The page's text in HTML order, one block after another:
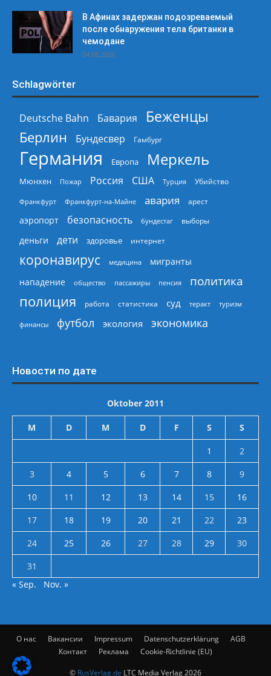
В Афинах задержан подозреваемый
после обнаружения тела британки в
чемодане
04.08.2026
Schlagwörter
Deutsche Bahn Бавария
Беженцы
Берлин
Бундесвер Гамбург
Германия Европа Меркель
Мюнхен Пожар Россия США Турция Убийство
Франкфурт Франкфурт-на-Майне авария арест
аэропорт безопасность бундестаг выборы
деньги дети здоровье интернет
коронавирус медицина
мигранты
нападение
общество пассажиры пенсия политика
полиция работа статистика суд теракт туризм
финансы футбол экология экономика
Новости по дате
Oktober 2011
M D M D F S S
1
2
3
4 5 6 7 8
9
10
11 12 13 14 15
16
17
18 19 20 21 22
23
24
25 26 27 28 29
30
31
« Sep.
Nov. »
О нас Вакансии Impressum Datenschutzerklärung
AGB
Контакт
Реклама Cookie-Richtlinie (EU)
© RusVerlag.de LTC Media Verlag 2026